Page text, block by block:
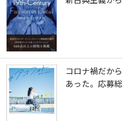
コロナ禍だか
あった。応募